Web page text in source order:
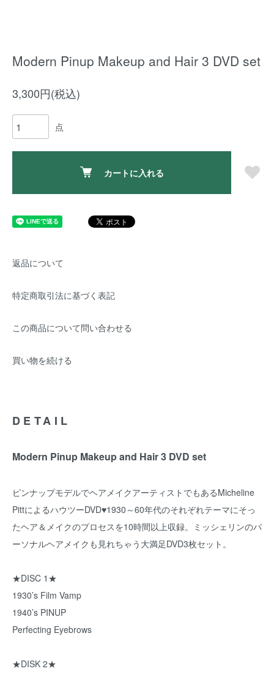
Modern Pinup Makeup and Hair 3 DVD set
3,300円(税込)
点
カートに入れる
返品について
特定商取引法に基づく表記
この商品について問い合わせる
買い物を続ける
DETAIL
Modern Pinup Makeup and Hair 3 DVD set
ピンナップモデルでヘアメイクアーティストでもあるMicheline
PittによるハウツーDVD♥1930～60年代のそれぞれテーマにそっ
たヘア＆メイクのプロセスを10時間以上収録。ミッシェリンのパ
ーソナルヘアメイクも見れちゃう大満足DVD3枚セット。
★DISC 1★
1930’s Film Vamp
1940’s PINUP
Perfecting Eyebrows
★DISK 2★